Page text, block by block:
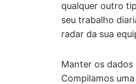
qualquer outro
seu trabalho
radar da sua
Manter os dados
Compilamos